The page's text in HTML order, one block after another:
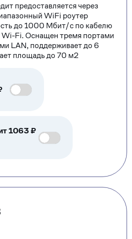
предоставляется через
WiFi роутер
до 1000 Мбит/с по кабелю
Fi. Оснащен тремя портами
LAN, поддерживает до 6
площадь до 70 м2
1063 ₽